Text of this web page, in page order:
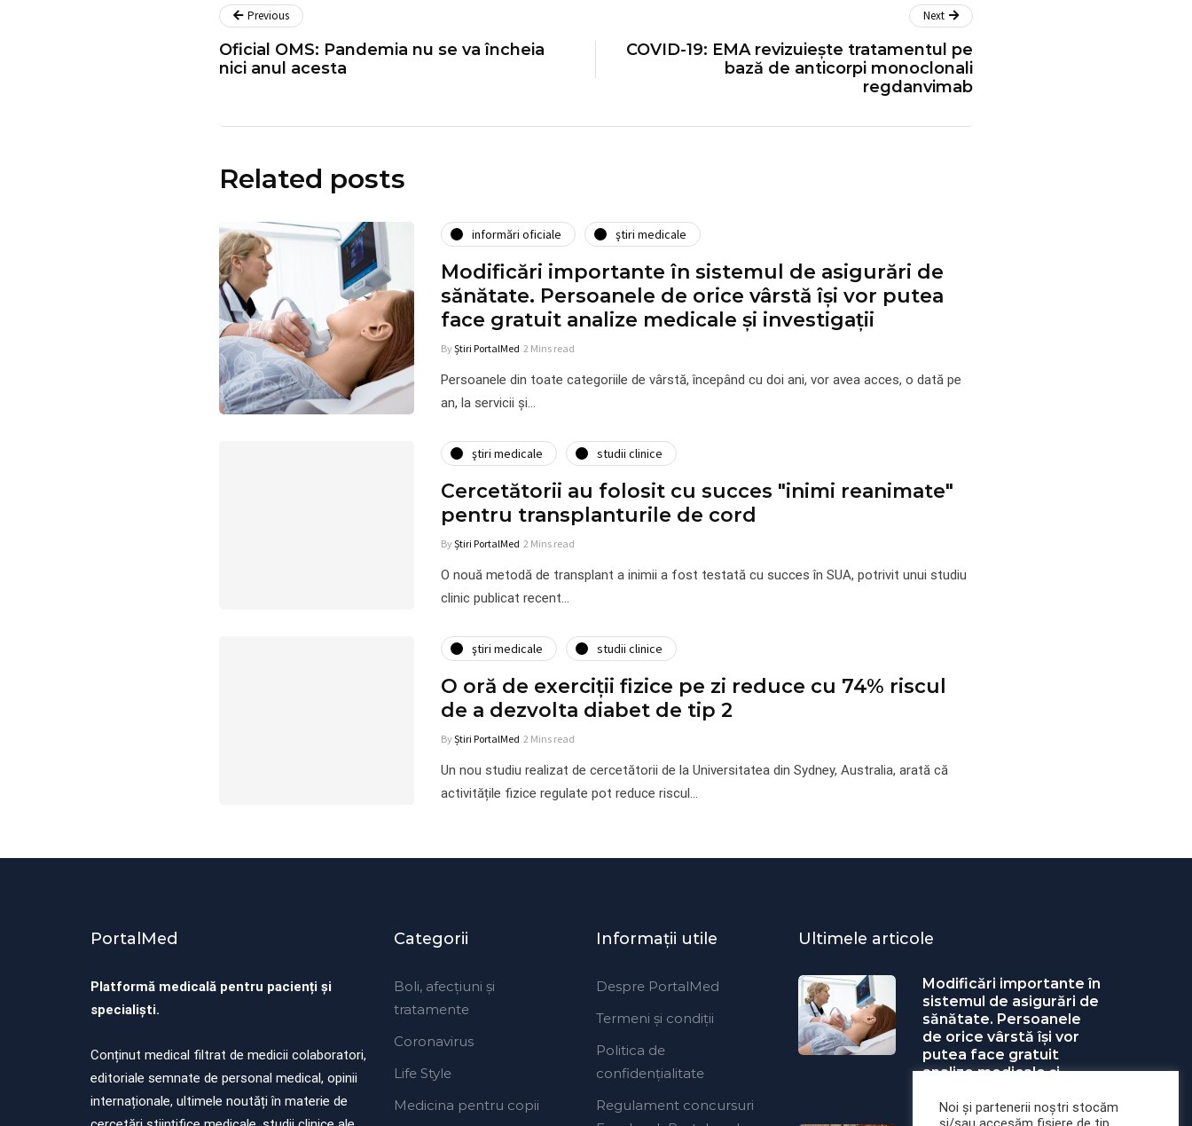
Previous
Oficial OMS: Pandemia nu se va încheia
nici anul acesta
Next
COVID-19: EMA revizuiește tratamentul pe
bază de anticorpi monoclonali
regdanvimab
Related posts
informări oficiale ştiri medicale
Modificări importante în sistemul de asigurări de
sănătate. Persoanele de orice vârstă își vor putea
face gratuit analize medicale şi investigaţii
ByȘtiri PortalMed 2 Mins read
Persoanele din toate categoriile de vârstă, începând cu doi ani, vor avea acces, o dată pe
an, la servicii şi…
ştiri medicale studii clinice
Cercetătorii au folosit cu succes "inimi reanimate"
pentru transplanturile de cord
ByȘtiri PortalMed 2 Mins read
O nouă metodă de transplant a inimii a fost testată cu succes în SUA, potrivit unui studiu
clinic publicat recent…
ştiri medicale studii clinice
O oră de exerciții fizice pe zi reduce cu 74% riscul
de a dezvolta diabet de tip 2
ByȘtiri PortalMed 2 Mins read
Un nou studiu realizat de cercetătorii de la Universitatea din Sydney, Australia, arată că
activitățile fizice regulate pot reduce riscul…
PortalMed
Platformă medicală pentru pacienți și
specialiști.
Conținut medical filtrat de medicii colaboratori,
editoriale semnate de personal medical, opinii
internaționale, ultimele noutăți în materie de
Categorii
Boli, afecțiuni și
tratamente
Coronavirus
Life Style
Medicina pentru copii
Informaţii utile
Despre PortalMed
Termeni și condiții
Politica de
confidențialitate
Regulament concursuri
Ultimele articole
Modificări importante în
sistemul de asigurări de
sănătate. Persoanele
de orice vârstă își vor
putea face gratuit
analize medicale şi
Noi și partenerii noștri stocăm